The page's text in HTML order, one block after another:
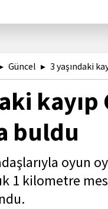
Güncel 3 yaşındaki
buldu
oyun
1 kilometre